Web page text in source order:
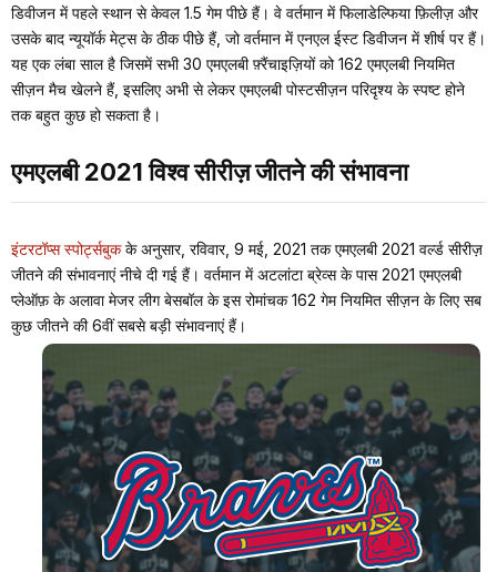
डिवीजन में पहले स्थान से केवल 1.5 गेम पीछे हैं। वे वर्तमान में फिलाडेल्फिया फ़िलीज़ और
उसके बाद न्यूयॉर्क मेट्स के ठीक पीछे हैं, जो वर्तमान में एनएल ईस्ट डिवीजन में शीर्ष पर हैं।
यह एक लंबा साल है जिसमें सभी 30 एमएलबी फ़्रैंचाइज़ियों को 162 एमएलबी नियमित
सीज़न मैच खेलने हैं, इसलिए अभी से लेकर एमएलबी पोस्टसीज़न परिदृश्य के स्पष्ट होने
तक बहुत कुछ हो सकता है।
एमएलबी 2021 विश्व सीरीज़ जीतने की संभावना
इंटरटॉप्स स्पोर्ट्सबुकके अनुसार, रविवार, 9 मई, 2021 तक एमएलबी 2021 वर्ल्ड सीरीज़
जीतने की संभावनाएं नीचे दी गई हैं। वर्तमान में अटलांटा ब्रेव्स के पास 2021 एमएलबी
प्लेऑफ़ के अलावा मेजर लीग बेसबॉल के इस रोमांचक 162 गेम नियमित सीज़न के लिए सब
कुछ जीतने की 6वीं सबसे बड़ी संभावनाएं हैं।